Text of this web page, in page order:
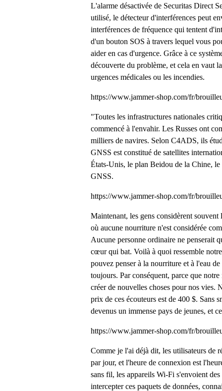
L'alarme désactivée de Securitas Direct
utilisé, le détecteur d'interférences peut
interférences de fréquence qui tentent
d'un bouton SOS à travers lequel vous
aider en cas d'urgence. Grâce à ce
découverte du problème, et cela en vaut
urgences médicales ou les incendies.
https://www.jammer-shop.com/fr/
"Toutes les infrastructures nationales
commencé à l'envahir. Les Russes ont
milliers de navires. Selon C4ADS, ils
GNSS est constitué de satellites
États-Unis, le plan Beidou de la Chine,
GNSS.
https://www.jammer-shop.com/fr/
Maintenant, les gens considèrent
où aucune nourriture n'est considérée
Aucune personne ordinaire ne penserait
cœur qui bat. Voilà à quoi ressemble
pouvez penser à la nourriture et à l'eau
toujours. Par conséquent, parce que
créer de nouvelles choses pour nos vies.
prix de ces écouteurs est de 400 $. Sans
devenus un immense pays de jeunes, et
https://www.jammer-shop.com/fr/
Comme je l'ai déjà dit, les utilisateurs de
par jour, et l'heure de connexion est
sans fil, les appareils Wi-Fi s'envoient
intercepter ces paquets de données,